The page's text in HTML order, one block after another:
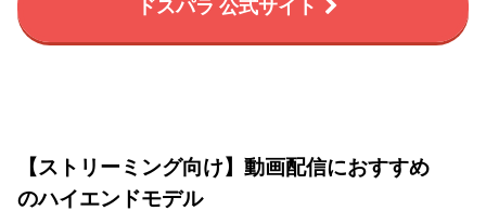
ドスパラ 公式サイト
【ストリーミング向け】動画配信におすすめ
のハイエンドモデル